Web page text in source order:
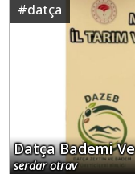
#datça
Datça Bademi
serdar otrav